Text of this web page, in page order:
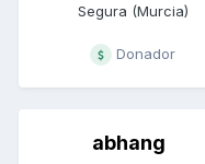
Segura (Murcia)
Donador
abhang